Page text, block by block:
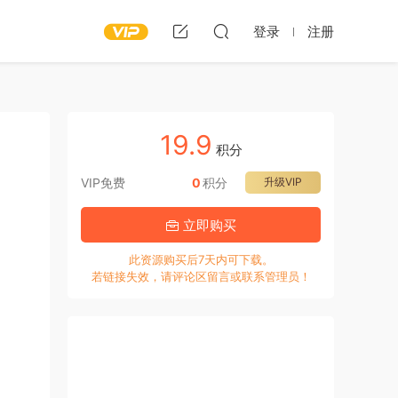
登录 注册
19.9 积分
VIP免费 升级VIP
0积分
立即购买
此资源购买后7天内可下载。
若链接失效，请评论区留言或联系管理员！